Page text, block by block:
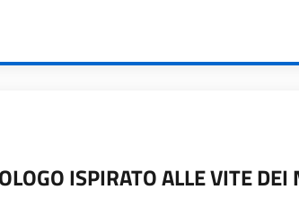
ISPIRATO ALLE VITE DEI